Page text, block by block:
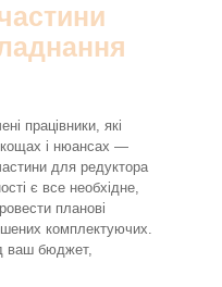
працівники, які
і нюансах —
для редуктора
є все необхідне,
планові
комплектуючих.
ваш бюджет,